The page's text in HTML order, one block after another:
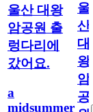
울산 대왕
암공원 출
렁다리에
갔어요.
a
midsummer
울
산
대
왕
암
공